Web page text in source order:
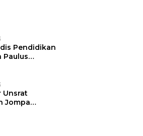
Pendidikan
Paulus
Unsrat
Jompa